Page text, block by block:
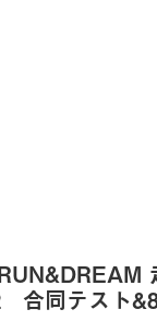
合同テスト